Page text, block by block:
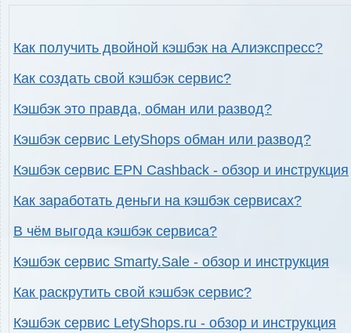
Как получить двойной кэшбэк на Алиэкспресс?
Как создать свой кэшбэк сервис?
Кэшбэк это правда, обман или развод?
Кэшбэк сервис LetyShops обман или развод?
Кэшбэк сервис EPN Cashback - обзор и инструкция
Как заработать деньги на кэшбэк сервисах?
В чём выгода кэшбэк сервиса?
Кэшбэк сервис Smarty.Sale - обзор и инструкция
Как раскрутить свой кэшбэк сервис?
Кэшбэк сервис LetyShops.ru - обзор и инструкция